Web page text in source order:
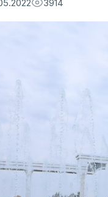
3914